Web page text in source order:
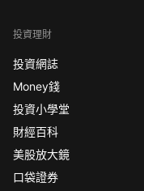
投資理財
投資網誌
Money錢
投資小學堂
財經百科
美股放大鏡
口袋證券